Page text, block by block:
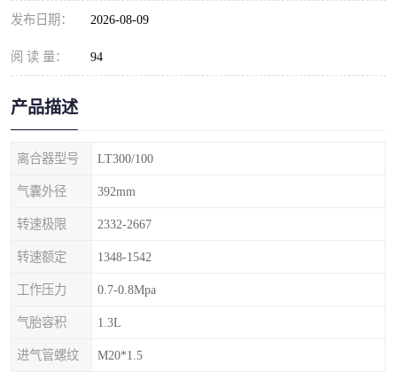
发布日期： 2026-08-09
阅 读 量： 94
产品描述
离合器型号 LT300/100
气囊外径 392mm
转速极限 2332-2667
转速额定 1348-1542
工作压力 0.7-0.8Mpa
气胎容积 1.3L
进气管螺纹 M20*1.5